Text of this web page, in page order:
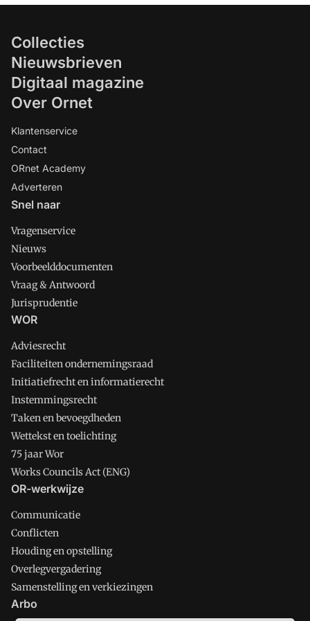
Collecties
Nieuwsbrieven
Digitaal magazine
Over Ornet
Klantenservice
Contact
ORnet Academy
Adverteren
Snel naar
Vragenservice
Nieuws
Voorbeelddocumenten
Vraag & Antwoord
Jurisprudentie
WOR
Adviesrecht
Faciliteiten ondernemingsraad
Initiatiefrecht en informatierecht
Instemmingsrecht
Taken en bevoegdheden
Wettekst en toelichting
75 jaar Wor
Works Councils Act (ENG)
OR-werkwijze
Communicatie
Conflicten
Houding en opstelling
Overlegvergadering
Samenstelling en verkiezingen
Arbo